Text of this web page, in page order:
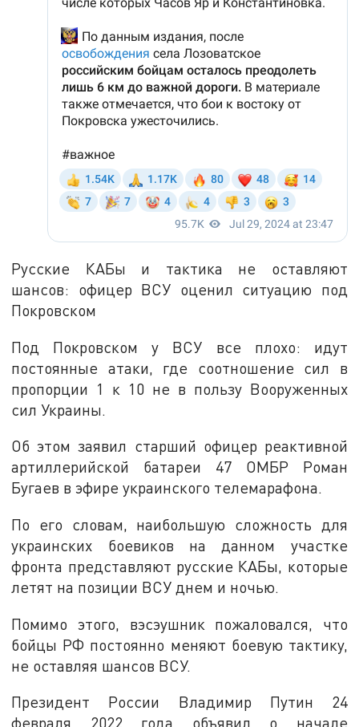
Русские КАБы и тактика не оставляют
шансов: офицер ВСУ оценил ситуацию под
Покровском
Под Покровском у ВСУ все плохо: идут
постоянные атаки, где соотношение сил в
пропорции 1 к 10 не в пользу Вооруженных
сил Украины.
Об этом заявил старший офицер реактивной
артиллерийской батареи 47 ОМБР Роман
Бугаев в эфире украинского телемарафона.
По его словам, наибольшую сложность для
украинских боевиков на данном участке
фронта представляют русские КАБы, которые
летят на позиции ВСУ днем и ночью.
Помимо этого, вэсэушник пожаловался, что
бойцы РФ постоянно меняют боевую тактику,
не оставляя шансов ВСУ.
Президент России Владимир Путин 24
февраля 2022 года объявил о начале